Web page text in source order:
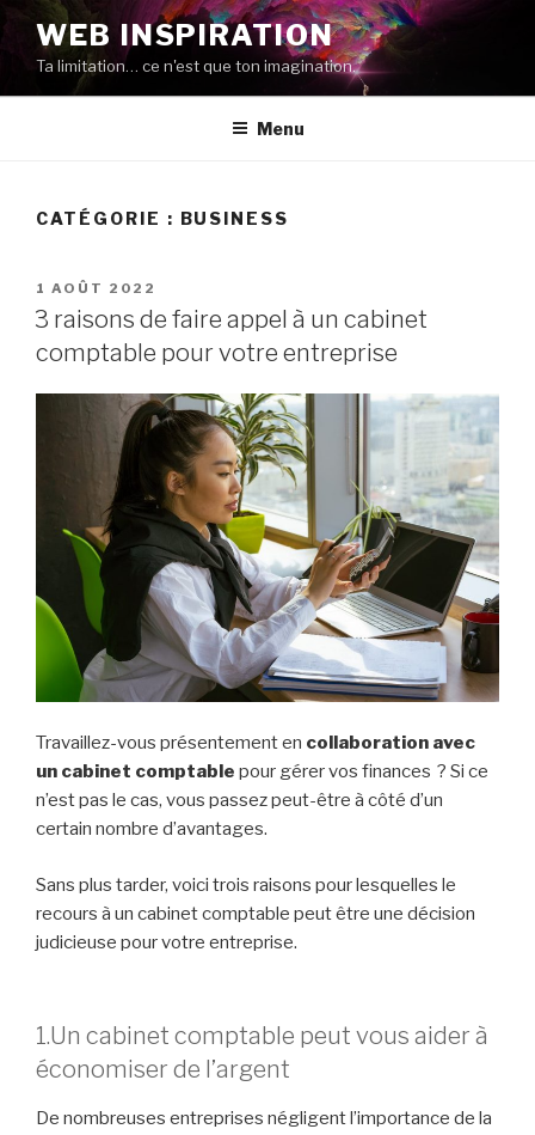
contenu
WEB INSPIRATION
Ta limitation… ce n'est que ton imagination.
Menu
CATÉGORIE : BUSINESS
PUBLIÉ
LE
1 AOÛT 2022
3 raisons de faire appel à un cabinet
comptable pour votre entreprise
Travaillez-vous présentement en collaboration avec
un cabinet comptable pour gérer vos finances ? Si ce
n’est pas le cas, vous passez peut-être à côté d’un
certain nombre d’avantages.
Sans plus tarder, voici trois raisons pour lesquelles le
recours à un cabinet comptable peut être une décision
judicieuse pour votre entreprise.
1.Un cabinet comptable peut vous aider à
économiser de l’argent
De nombreuses entreprises négligent l’importance de la